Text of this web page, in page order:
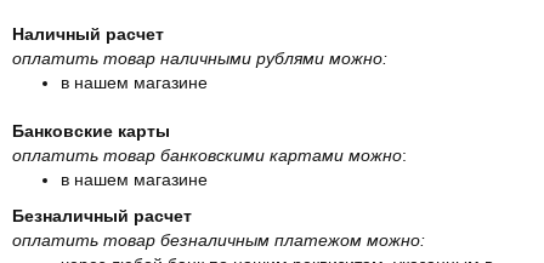
Наличный расчет
оплатить товар наличными рублями можно:
в нашем магазине
Банковские карты
оплатить товар банковскими картами можно:
в нашем магазине
Безналичный расчет
оплатить товар безналичным платежом можно: